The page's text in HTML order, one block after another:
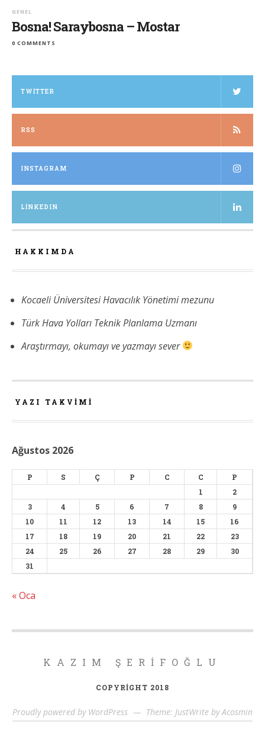
GENEL
Bosna! Saraybosna – Mostar
0 COMMENTS
TWITTER
RSS
INSTAGRAM
LINKEDIN
HAKKIMDA
Kocaeli Üniversitesi Havacılık Yönetimi mezunu
Türk Hava Yolları Teknik Planlama Uzmanı
Araştırmayı, okumayı ve yazmayı sever
YAZI TAKVIMI
Ağustos 2026
P S Ç P C C
P
1
2
3
4 5 6 7 8
9
10
11 12 13 14 15
16
17
18 19 20 21 22
23
24
25 26 27 28 29
30
31
« Oca
KAZIM ŞERIFOĞLU
COPYRIGHT 2018
Proudly powered by WordPress — Theme: JustWrite by Acosmin